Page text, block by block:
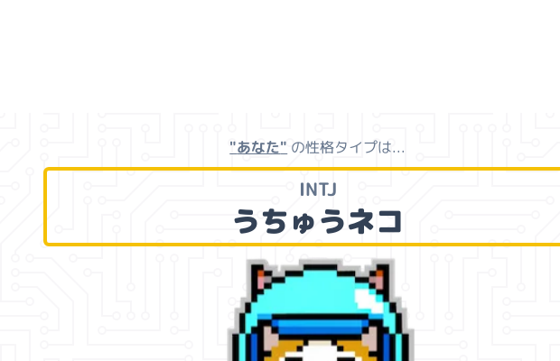
"あなた" の性格タイプは...
INTJ
うちゅうネコ